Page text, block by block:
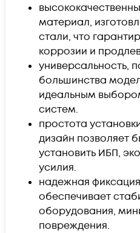
материал,
стали, что
коррозии и
универсальность,
большинства
идеальным
систем.
простота
дизайн позволяет
установить ИБП,
усилия.
надежная
обеспечивает
оборудования,
повреждения.